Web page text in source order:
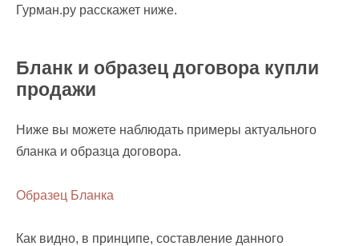
Гурман.ру расскажет ниже.
Бланк и образец договора купли
продажи
Ниже вы можете наблюдать примеры актуального
бланка и образца договора.
Образец Бланка
Как видно, в принципе, составление данного